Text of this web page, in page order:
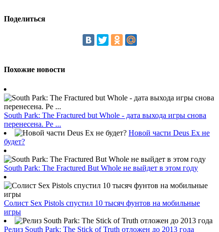
Поделиться
Похожие новости
South Park: The Fractured but Whole - дата выхода игры снова
перенесена. Ре ...
Новой части Deus Ex не
будет?
South Park: The Fractured But Whole не выйдет в этом году
Солист Sex Pistols спустил 10 тысяч фунтов на мобильные
игры
Релиз South Park: The Stick of Truth отложен до 2013 года